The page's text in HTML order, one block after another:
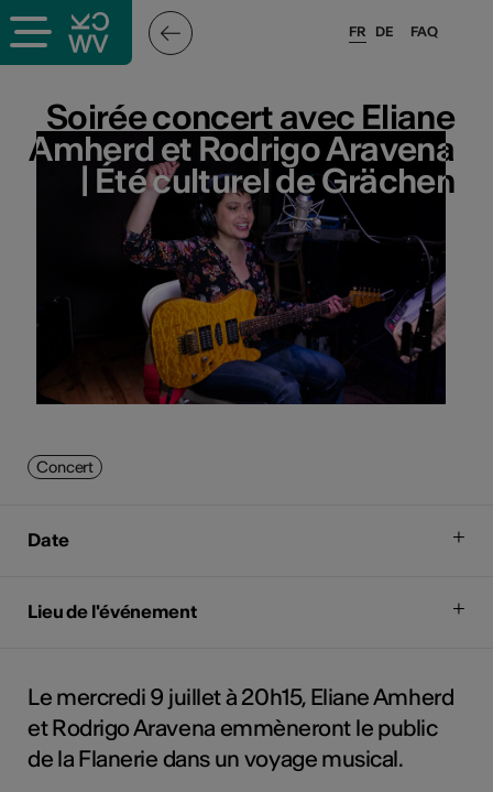
FAQ
FR DE
Soirée concert avec Eliane
Amherd et Rodrigo Aravena
| Été culturel de Grächen
Soirée concert avec Eliane
Amherd et Rodrigo Aravena
| Été culturel de Grächen
Concert
Date
Lieu de l'événement
Le mercredi 9 juillet à 20h15, Eliane Amherd
et Rodrigo Aravena emmèneront le public
de la Flanerie dans un voyage musical.